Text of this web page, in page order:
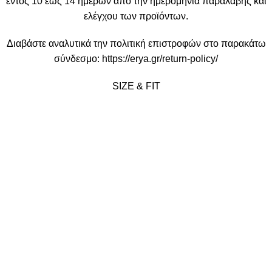
ελέγχου των προϊόντων.
Διαβάστε αναλυτικά την πολιτική επιστροφών στο παρακάτω
σύνδεσμο: https://erya.gr/return-policy/
SIZE & FIT